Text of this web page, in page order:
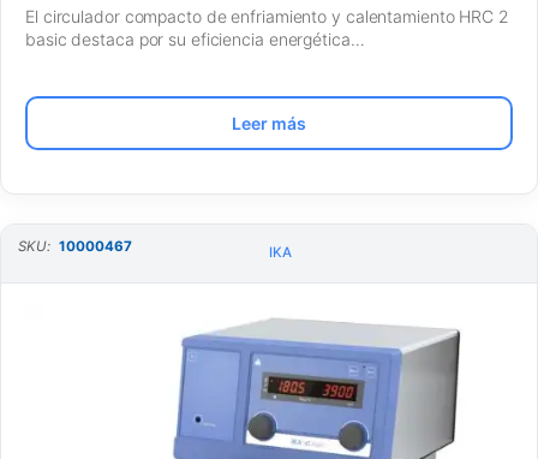
El circulador compacto de enfriamiento y calentamiento HRC 2
basic destaca por su eficiencia energética…
Leer más
SKU: 10000467 IKA